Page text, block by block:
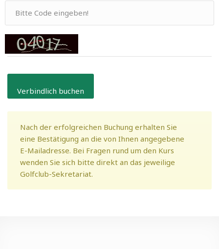
Nach der erfolgreichen Buchung erhalten Sie
eine Bestätigung an die von Ihnen angegebene
E-Mailadresse. Bei Fragen rund um den Kurs
wenden Sie sich bitte direkt an das jeweilige
Golfclub-Sekretariat.